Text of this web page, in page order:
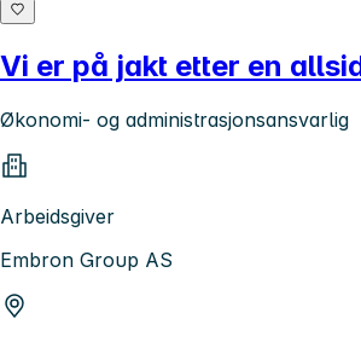
Vi er på jakt etter en
Økonomi- og administrasjonsansvarlig
Arbeidsgiver
Embron Group AS